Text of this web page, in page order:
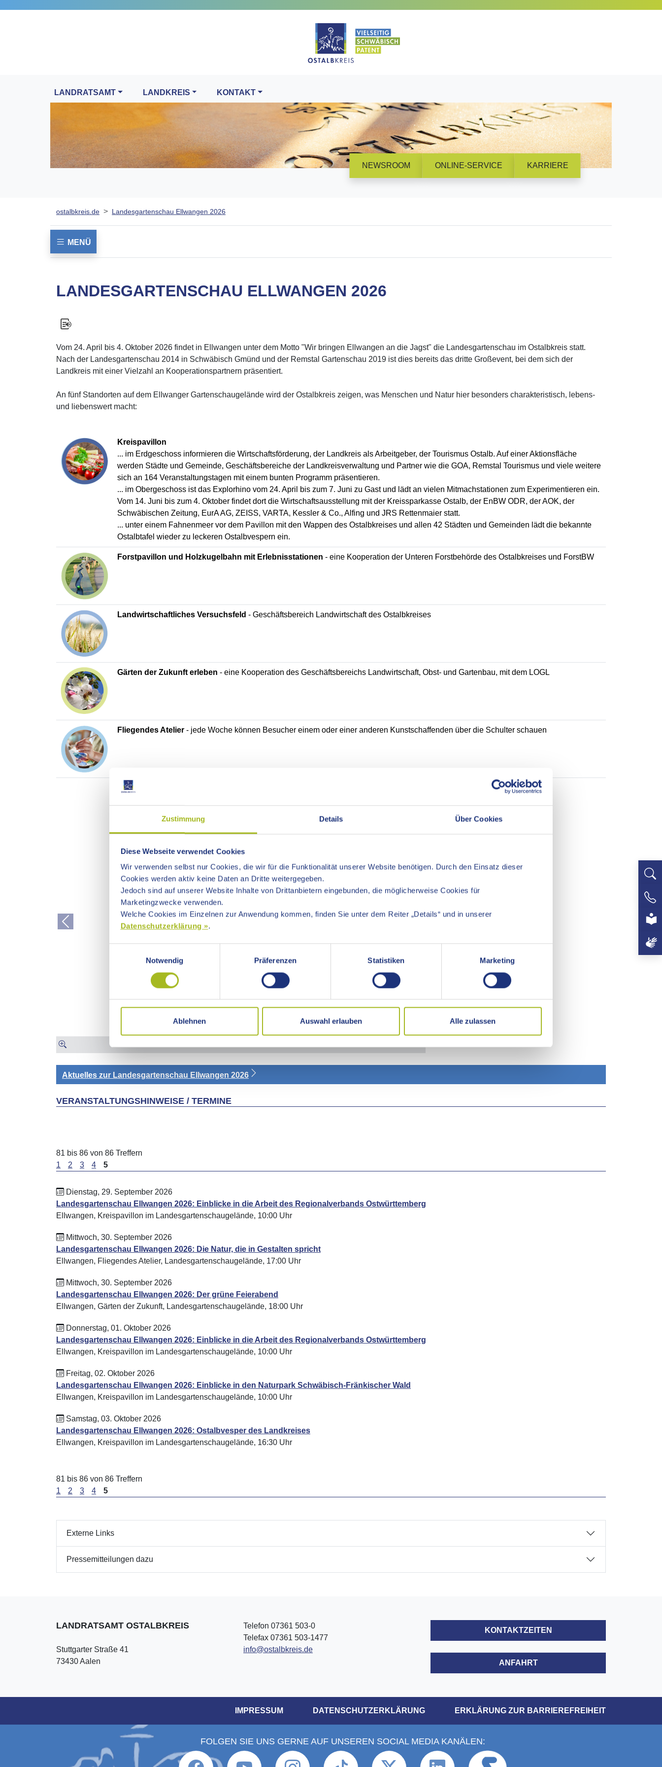
Zustimmung Details Über Cookies
Diese Webseite verwendet Cookies
Wir verwenden selbst nur Cookies, die wir für die Funktionalität unserer Website benötigen. Durch den Einsatz dieser
Cookies werden aktiv keine Daten an Dritte weitergegeben.
Jedoch sind auf unserer Website Inhalte von Drittanbietern eingebunden, die möglicherweise Cookies für
Marketingzwecke verwenden.
Welche Cookies im Einzelnen zur Anwendung kommen, finden Sie unter dem Reiter „Details“ und in unserer
Datenschutzerklärung ».
Notwendig
Präferenzen Statistiken Marketing
Ablehnen Auswahl erlauben Alle zulassen
LANDRATSAMT LANDKREIS KONTAKT
NEWSROOM ONLINE-SERVICE KARRIERE
ostalbkreis.de Landesgartenschau Ellwangen 2026
MENÜ
LANDESGARTENSCHAU ELLWANGEN 2026
Vom 24. April bis 4. Oktober 2026 findet in Ellwangen unter dem Motto "Wir bringen Ellwangen an die Jagst" die Landesgartenschau im Ostalbkreis statt.
Nach der Landesgartenschau 2014 in Schwäbisch Gmünd und der Remstal Gartenschau 2019 ist dies bereits das dritte Großevent, bei dem sich der
Landkreis mit einer Vielzahl an Kooperationspartnern präsentiert.
An fünf Standorten auf dem Ellwanger Gartenschaugelände wird der Ostalbkreis zeigen, was Menschen und Natur hier besonders charakteristisch, lebens-
und liebenswert macht:
Kreispavillon
... im Erdgeschoss informieren die Wirtschaftsförderung, der Landkreis als Arbeitgeber, der Tourismus Ostalb. Auf einer Aktionsfläche
werden Städte und Gemeinde, Geschäftsbereiche der Landkreisverwaltung und Partner wie die GOA, Remstal Tourismus und viele weitere
sich an 164 Veranstaltungstagen mit einem bunten Programm präsentieren.
... im Obergeschoss ist das Explorhino vom 24. April bis zum 7. Juni zu Gast und lädt an vielen Mitmachstationen zum Experimentieren ein.
Vom 14. Juni bis zum 4. Oktober findet dort die Wirtschaftsausstellung mit der Kreissparkasse Ostalb, der EnBW ODR, der AOK, der
Schwäbischen Zeitung, EurA AG, ZEISS, VARTA, Kessler & Co., Alfing und JRS Rettenmaier statt.
... unter einem Fahnenmeer vor dem Pavillon mit den Wappen des Ostalbkreises und allen 42 Städten und Gemeinden lädt die bekannte
Ostalbtafel wieder zu leckeren Ostalbvespern ein.
Forstpavillon und Holzkugelbahn mit Erlebnisstationen - eine Kooperation der Unteren Forstbehörde des Ostalbkreises und ForstBW
Landwirtschaftliches Versuchsfeld - Geschäftsbereich Landwirtschaft des Ostalbkreises
Gärten der Zukunft erleben - eine Kooperation des Geschäftsbereichs Landwirtschaft, Obst- und Gartenbau, mit dem LOGL
Fliegendes Atelier - jede Woche können Besucher einem oder einer anderen Kunstschaffenden über die Schulter schauen
Previous
Aktuelles zur Landesgartenschau Ellwangen 2026
VERANSTALTUNGSHINWEISE / TERMINE
81 bis 86 von 86 Treffern
1
2 3 4 5
Dienstag, 29. September 2026
Landesgartenschau Ellwangen 2026: Einblicke in die Arbeit des Regionalverbands Ostwürttemberg
Ellwangen, Kreispavillon im Landesgartenschaugelände, 10:00 Uhr
Mittwoch, 30. September 2026
Landesgartenschau Ellwangen 2026: Die Natur, die in Gestalten spricht
Ellwangen, Fliegendes Atelier, Landesgartenschaugelände, 17:00 Uhr
Mittwoch, 30. September 2026
Landesgartenschau Ellwangen 2026: Der grüne Feierabend
Ellwangen, Gärten der Zukunft, Landesgartenschaugelände, 18:00 Uhr
Donnerstag, 01. Oktober 2026
Landesgartenschau Ellwangen 2026: Einblicke in die Arbeit des Regionalverbands Ostwürttemberg
Ellwangen, Kreispavillon im Landesgartenschaugelände, 10:00 Uhr
Freitag, 02. Oktober 2026
Landesgartenschau Ellwangen 2026: Einblicke in den Naturpark Schwäbisch-Fränkischer Wald
Ellwangen, Kreispavillon im Landesgartenschaugelände, 10:00 Uhr
Samstag, 03. Oktober 2026
Landesgartenschau Ellwangen 2026: Ostalbvesper des Landkreises
Ellwangen, Kreispavillon im Landesgartenschaugelände, 16:30 Uhr
81 bis 86 von 86 Treffern
1
2 3 4 5
Externe Links
Pressemitteilungen dazu
LANDRATSAMT OSTALBKREIS
Stuttgarter Straße 41
73430 Aalen
Telefon 07361 503-0
Telefax 07361 503-1477
info@ostalbkreis.de
KONTAKTZEITEN
ANFAHRT
IMPRESSUM DATENSCHUTZERKLÄRUNG ERKLÄRUNG ZUR BARRIEREFREIHEIT
FOLGEN SIE UNS GERNE AUF UNSEREN SOCIAL MEDIA KANÄLEN: